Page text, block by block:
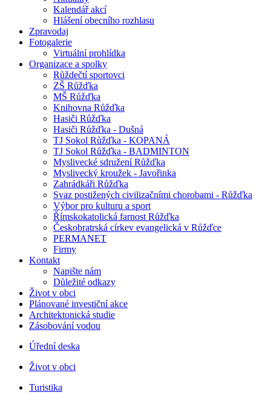
Kalendář akcí
Hlášení obecního rozhlasu
Zpravodaj
Fotogalerie
Virtuální prohlídka
Organizace a spolky
Růždečtí sportovci
ZŠ Růžďka
MŠ Růžďka
Knihovna Růžďka
Hasiči Růžďka
Hasiči Růžďka - Dušná
TJ Sokol Růžďka - KOPANÁ
TJ Sokol Růžďka - BADMINTON
Myslivecké sdružení Růžďka
Myslivecký kroužek - Javořinka
Zahrádkáři Růžďka
Svaz postižených civilizačními chorobami - Růžďka
Výbor pro kulturu a sport
Římskokatolická farnost Růžďka
Českobratrská církev evangelická v Růžďce
PERMANET
Firmy
Kontakt
Napište nám
Důležité odkazy
Život v obci
Plánované investiční akce
Architektonická studie
Zásobování vodou
Úřední deska
Život v obci
Turistika